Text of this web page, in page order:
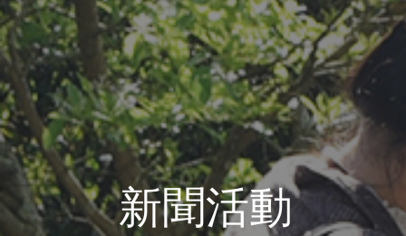
新聞活動